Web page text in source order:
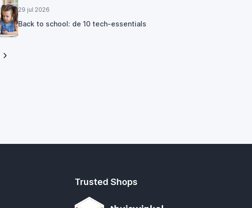
29 jul 2026
Back to school: de 10 tech-essentials
Trusted Shops